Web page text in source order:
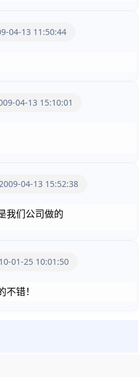
04-13 11:50:44
04-13 15:10:01
2009-04-13 15:52:38
我们公司做的
01-25 10:01:50
错！